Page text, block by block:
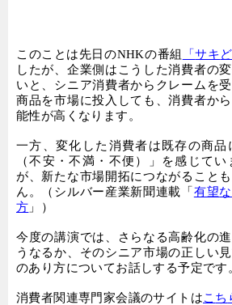
このことは先日のNHKの番組 「サキど
したが、企業側はこうした消費者の
いと、シニア消費者からクレームを
商品を市場に投入しても、消費者か
能性が高くなります。
一方、変化した消費者は既存の商品
（不安・不満・不便）」を感じて
が、新たな市場開拓につながること
ん。（シルバー産業新聞連載「 有望な
方 」）
今度の講演では、さらなる高齢化の
うなるか、そのシニア市場の正しい
のあり方についてお話しする予定です
消費者関連専門家会議のサイトはこ ち